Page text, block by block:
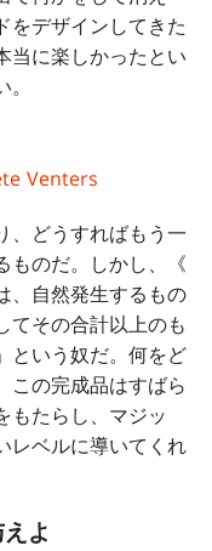
をデザインしてきた
当に楽しかったとい
Venters
、どうすればもう一
ものだ。しかし、《
、自然発生するもの
てその合計以上のも
という奴だ。何をど
この完成品はすばら
もたらし、マジッ
レベルに導いてくれ
よ